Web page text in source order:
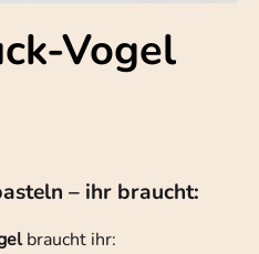
Vogel
– ihr braucht:
braucht ihr: